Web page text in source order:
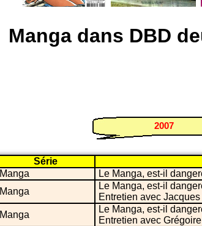
Manga dans DBD
2007
Série
Manga Le Manga, est-il
Manga
Le Manga, est-il
Entretien avec
Manga
Le Manga, est-il
Entretien avec